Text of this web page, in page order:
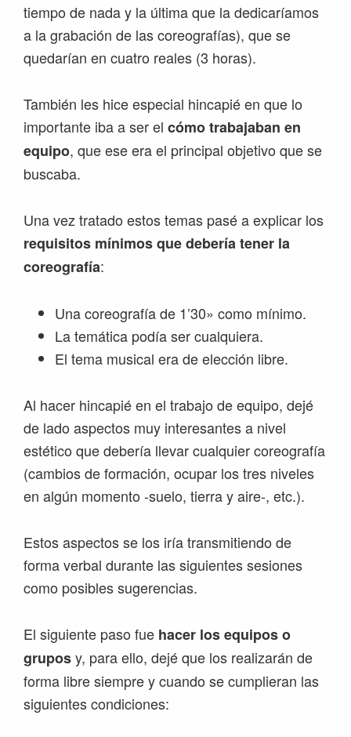
tiempo de nada y la última que la dedicaríamos
a la grabación de las coreografías), que se
quedarían en cuatro reales (3 horas).
También les hice especial hincapié en que lo
importante iba a ser el cómo trabajaban en
equipo, que ese era el principal objetivo que se
buscaba.
Una vez tratado estos temas pasé a explicar los
requisitos mínimos que debería tener la
coreografía:
Una coreografía de 1’30» como mínimo.
La temática podía ser cualquiera.
El tema musical era de elección libre.
Al hacer hincapié en el trabajo de equipo, dejé
de lado aspectos muy interesantes a nivel
estético que debería llevar cualquier coreografía
(cambios de formación, ocupar los tres niveles
en algún momento -suelo, tierra y aire-, etc.).
Estos aspectos se los iría transmitiendo de
forma verbal durante las siguientes sesiones
como posibles sugerencias.
El siguiente paso fue hacer los equipos o
gruposy, para ello, dejé que los realizarán de
forma libre siempre y cuando se cumplieran las
siguientes condiciones: